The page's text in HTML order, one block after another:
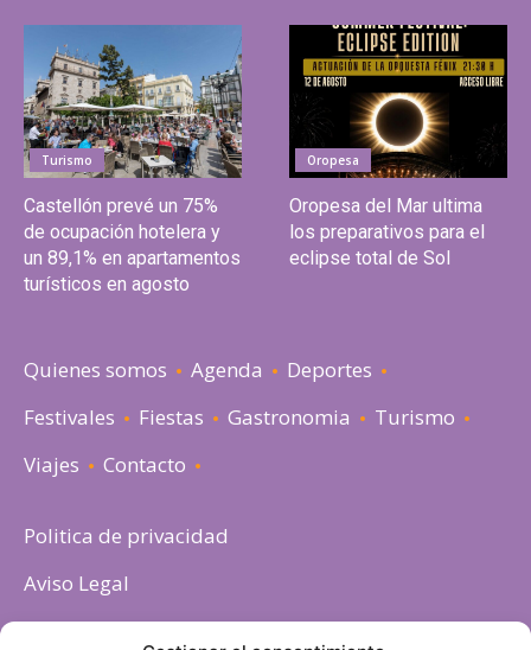
Turismo
Castellón prevé un 75%
de ocupación hotelera y
un 89,1% en apartamentos
turísticos en agosto
Oropesa
Oropesa del Mar ultima
los preparativos para el
eclipse total de Sol
Quienes somos Agenda
Deportes
Festivales
Fiestas Gastronomia
Turismo
Viajes
Contacto
Politica de privacidad
Aviso Legal
Política de cookies